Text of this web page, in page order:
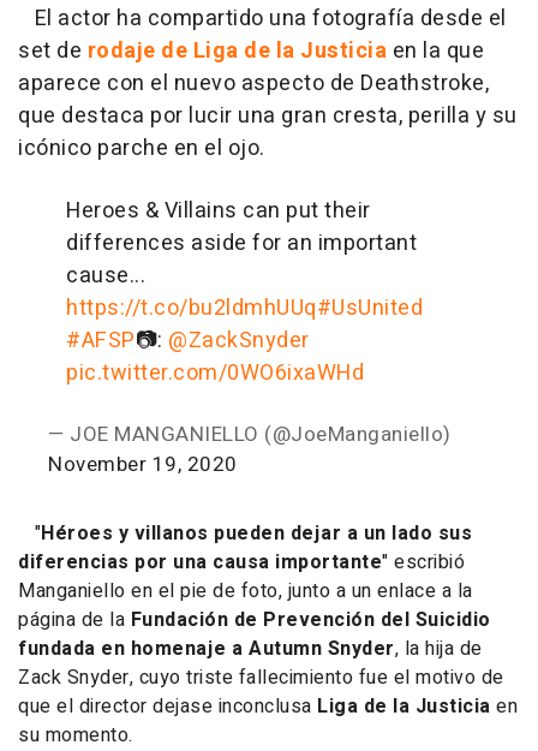
El actor ha compartido una fotografía desde el
set de rodaje de Liga de la Justicia en la que
aparece con el nuevo aspecto de Deathstroke,
que destaca por lucir una gran cresta, perilla y su
icónico parche en el ojo.
Heroes & Villains can put their
differences aside for an important
cause...
https://t.co/bu2ldmhUUq#UsUnited
#AFSP📷: @ZackSnyder
pic.twitter.com/0WO6ixaWHd
— JOE MANGANIELLO (@JoeManganiello)
November 19, 2020
"Héroes y villanos pueden dejar a un lado sus
diferencias por una causa importante" escribió
Manganiello en el pie de foto, junto a un enlace a la
página de la Fundación de Prevención del Suicidio
fundada en homenaje a Autumn Snyder, la hija de
Zack Snyder, cuyo triste fallecimiento fue el motivo de
que el director dejase inconclusa Liga de la Justicia en
su momento.